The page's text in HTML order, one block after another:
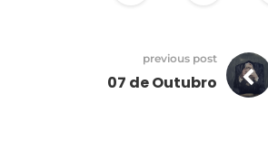
previous post
07 de Outubro